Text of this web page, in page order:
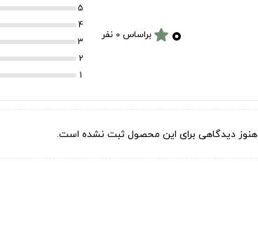
۰ starبراساس 0 نفر
5
4
3
2
1
هنوز دیدگاهی برای این محصول ثبت نشده است.